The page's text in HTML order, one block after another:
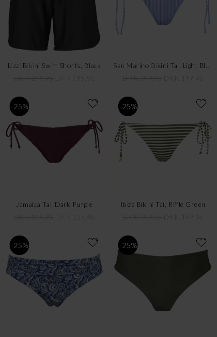
Lizzi Bikini Swim Shorts, Black
-25%
Jamaica Tai, Dark Purple
-25%
Ibiza Bikini Tai, Riffle Green
-25% -25%